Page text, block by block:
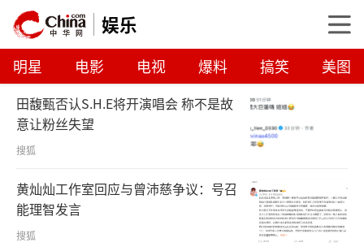
娱乐
明星 电影 电视 爆料 搞笑 美图
田馥甄否认S.H.E将开演唱会 称不是故
意让粉丝失望
搜狐
黄灿灿工作室回应与曾沛慈争议：号召
能理智发言
搜狐